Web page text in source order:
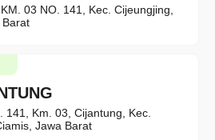
03 NO. 141, Kec. Cijeungjing,
Barat
141, Km. 03, Cijantung, Kec.
Jawa Barat